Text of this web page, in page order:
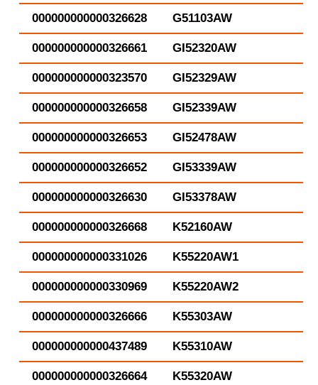
000000000000326628 G51103AW
000000000000326661 GI52320AW
000000000000323570 GI52329AW
000000000000326658 GI52339AW
000000000000326653 GI52478AW
000000000000326652 GI53339AW
000000000000326630 GI53378AW
000000000000326668 K52160AW
000000000000331026 K55220AW1
000000000000330969 K55220AW2
000000000000326666 K55303AW
000000000000437489 K55310AW
000000000000326664 K55320AW